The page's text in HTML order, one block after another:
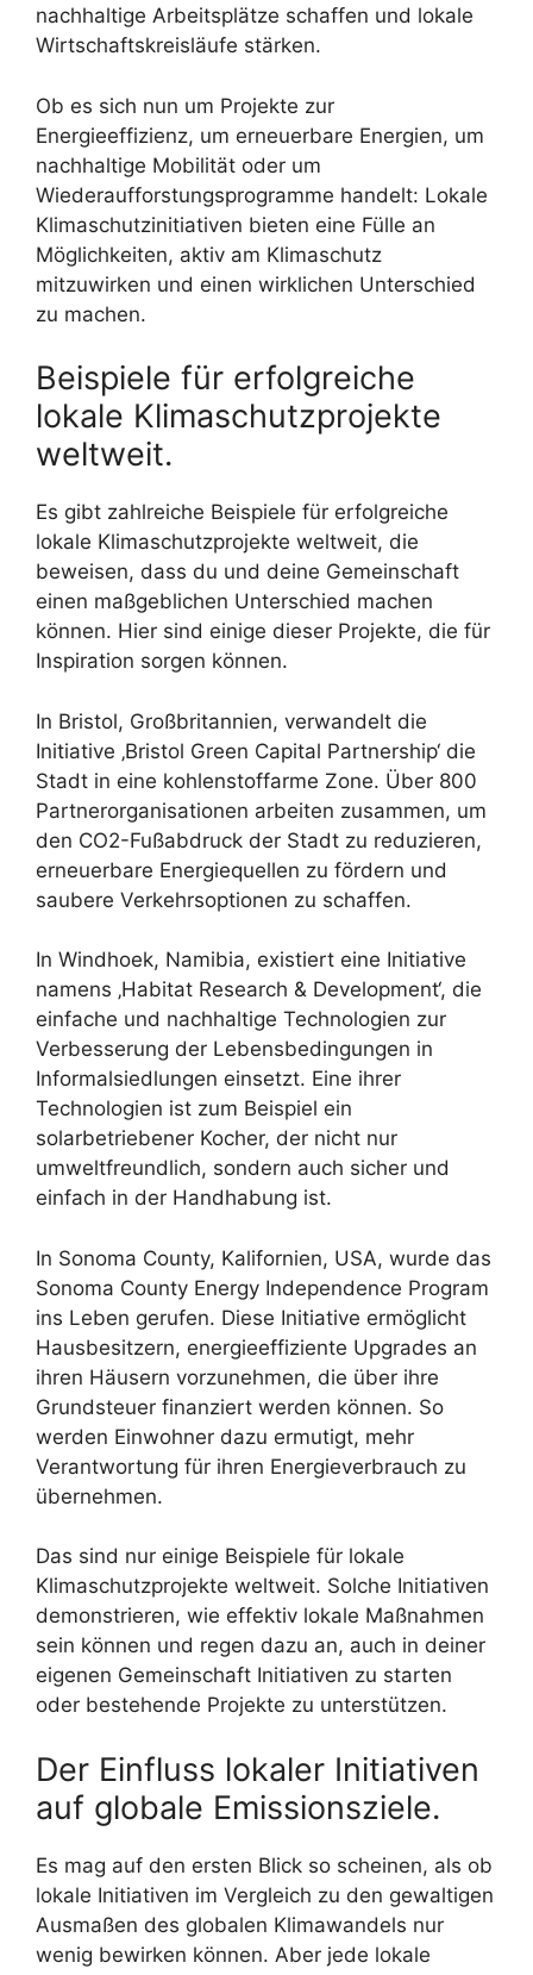
nachhaltige Arbeitsplätze schaffen und lokale
Wirtschaftskreisläufe stärken.
Ob es sich nun um Projekte zur
Energieeffizienz, um erneuerbare Energien, um
nachhaltige Mobilität oder um
Wiederaufforstungsprogramme handelt: Lokale
Klimaschutzinitiativen bieten eine Fülle an
Möglichkeiten, aktiv am Klimaschutz
mitzuwirken und einen wirklichen Unterschied
zu machen.
Beispiele für erfolgreiche
lokale Klimaschutzprojekte
weltweit.
Es gibt zahlreiche Beispiele für erfolgreiche
lokale Klimaschutzprojekte weltweit, die
beweisen, dass du und deine Gemeinschaft
einen maßgeblichen Unterschied machen
können. Hier sind einige dieser Projekte, die für
Inspiration sorgen können.
In Bristol, Großbritannien, verwandelt die
Initiative ‚Bristol Green Capital Partnership‘ die
Stadt in eine kohlenstoffarme Zone. Über 800
Partnerorganisationen arbeiten zusammen, um
den CO2-Fußabdruck der Stadt zu reduzieren,
erneuerbare Energiequellen zu fördern und
saubere Verkehrsoptionen zu schaffen.
In Windhoek, Namibia, existiert eine Initiative
namens ‚Habitat Research & Development‘, die
einfache und nachhaltige Technologien zur
Verbesserung der Lebensbedingungen in
Informalsiedlungen einsetzt. Eine ihrer
Technologien ist zum Beispiel ein
solarbetriebener Kocher, der nicht nur
umweltfreundlich, sondern auch sicher und
einfach in der Handhabung ist.
In Sonoma County, Kalifornien, USA, wurde das
Sonoma County Energy Independence Program
ins Leben gerufen. Diese Initiative ermöglicht
Hausbesitzern, energieeffiziente Upgrades an
ihren Häusern vorzunehmen, die über ihre
Grundsteuer finanziert werden können. So
werden Einwohner dazu ermutigt, mehr
Verantwortung für ihren Energieverbrauch zu
übernehmen.
Das sind nur einige Beispiele für lokale
Klimaschutzprojekte weltweit. Solche Initiativen
demonstrieren, wie effektiv lokale Maßnahmen
sein können und regen dazu an, auch in deiner
eigenen Gemeinschaft Initiativen zu starten
oder bestehende Projekte zu unterstützen.
Der Einfluss lokaler Initiativen
auf globale Emissionsziele.
Es mag auf den ersten Blick so scheinen, als ob
lokale Initiativen im Vergleich zu den gewaltigen
Ausmaßen des globalen Klimawandels nur
wenig bewirken können. Aber jede lokale